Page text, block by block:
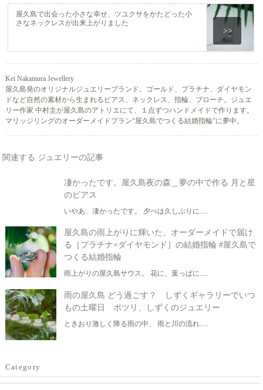
>>
屋久島で出会った小さな幸せ、ツユクサをかたどった小
さなネックレスが出来上がりました
Kei Nakamura Jewellery
屋久島発のオリジナルジュエリーブランド。ゴールド、プラチナ、ダイヤモン
ドなど自然の素材から生まれるピアス、ネックレス、指輪、ブローチ。ジュエ
リー作家 中村圭が屋久島のアトリエにて、１点ずつハンドメイドで作ります。
マリッジリングのオーダーメイドプラン“屋久島でつくる結婚指輪”に夢中。
関連する ジュエリーの記事
凄かったです。屋久島夜の森＿夢の中で作る 月と星
のピアス
いやあ、凄かったです。 夕べは久しぶりに.....
屋久島の雨上がりに輝いた、オーダーメイドで届け
る［プラチナ×ダイヤモンド］の結婚指輪 #屋久島で
つくる結婚指輪
雨上がりの屋久島サウス。 花に、葉っぱに.....
雨の屋久島 どう過ごす？ しずくギャラリーでいつ
もの土曜日 ポツリ、しずくのジュエリー
ときおり激しく降る雨の中、 雨と川の流れ.....
Category